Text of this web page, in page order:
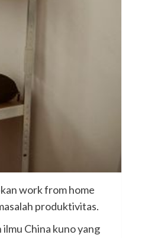
work from home
produktivitas.
China kuno yang